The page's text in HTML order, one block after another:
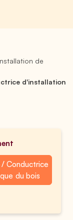
de
d'installation
/ Conductrice
du bois